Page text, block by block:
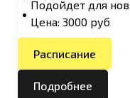
Подойдет для
Цена: 3000 руб
Расписание
Подробнее